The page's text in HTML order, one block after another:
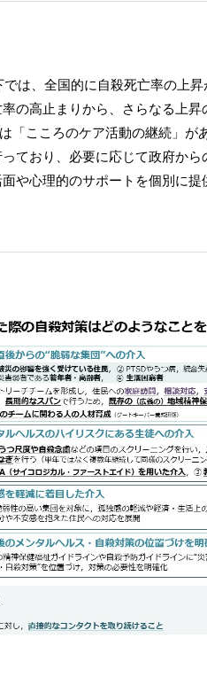
は、全国的に自殺死亡率の上
の高止まりから、さらなる上
「こころのケア活動の継続」
ており、必要に応じて政府か
や心理的のサポートを個別に